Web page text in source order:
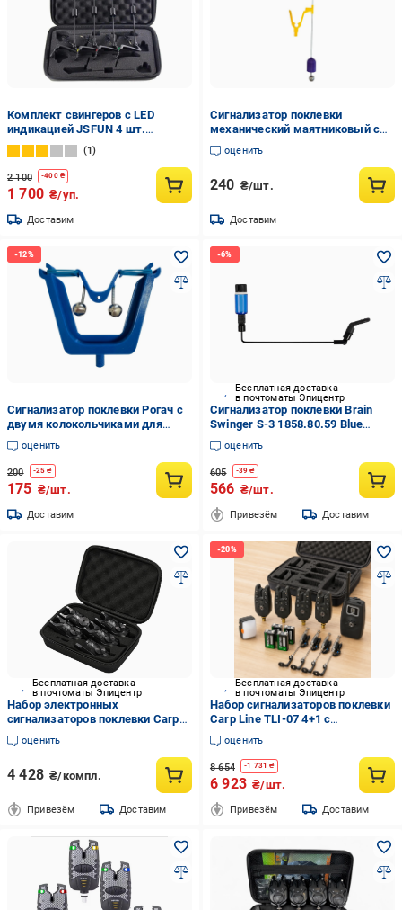
Комплект свингеров с LED
индикацией JSFUN 4 шт.
(2058592431)
1
2 100 -400₴
1 700 ₴/уп.
Доставим
Сигнализатор поклевки
механический маятниковый с
рогачом и колокольчиком с
правым размещением
оценить
240 ₴/шт.
Доставим
Сигнализатор поклевки Рогач с
двумя колокольчиками для
фидера/донки и карповой
рыбалки (3131928056)
оценить
200 -25 ₴
175 ₴/шт.
Доставим
Бесплатная доставка
в почтоматы Эпицентр
Сигнализатор поклевки Brain
Swinger S-3 1858.80.59 Blue
(651335)
оценить
605 -39 ₴
566 ₴/шт.
Привезём Доставим
Бесплатная доставка
в почтоматы Эпицентр
Набор электронных
сигнализаторов поклевки Carp
Pro Harpax 4+1
оценить
4 428 ₴/компл.
Привезём Доставим
Бесплатная доставка
в почтоматы Эпицентр
Набор сигнализаторов поклевки
Carp Line TLI-07 4+1 с
пейджером и свингерами в
кейсе (37-125814)
оценить
8 654 -1 731 ₴
6 923 ₴/шт.
Привезём Доставим